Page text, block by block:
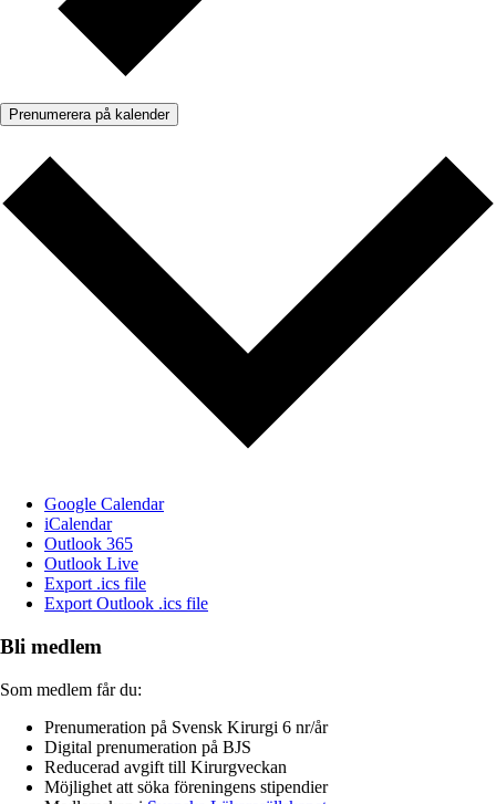
Prenumerera på kalender
Google Calendar
iCalendar
Outlook 365
Outlook Live
Export .ics file
Export Outlook .ics file
Bli medlem
Som medlem får du:
Prenumeration på Svensk Kirurgi 6 nr/år
Digital prenumeration på BJS
Reducerad avgift till Kirurgveckan
Möjlighet att söka föreningens stipendier